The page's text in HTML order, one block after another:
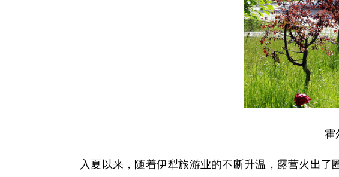
霍
入夏以来，随着伊犁旅游业的不断升温，露营火出